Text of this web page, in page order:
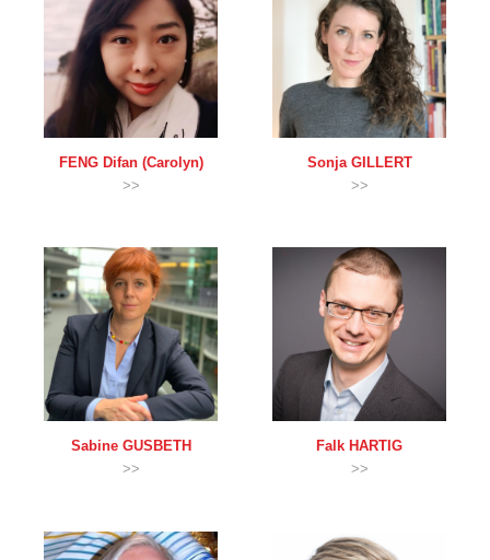
FENGDifan (Carolyn)
>>
Sonja GILLERT
>>
Sabine GUSBETH
>>
Falk HARTIG
>>